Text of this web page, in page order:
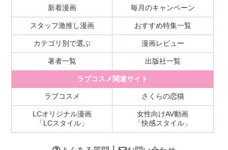
新着漫画 毎月のキャンペーン
スタッフ激推し漫画 おすすめ特集一覧
カテゴリ別で選ぶ 漫画レビュー
著者一覧 出版社一覧
ラブコスメ関連サイト
ラブコスメ さくらの恋猫
LCオリジナル漫画
「LCスタイル」
女性向けAV動画
「快感スタイル」